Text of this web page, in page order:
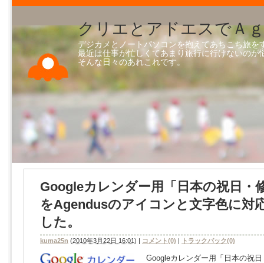
クリエとアドエスでＡ
デジカメとノートパソコンを抱えてあちこち旅を
最近は仕事が忙しくてあまり旅行に行けないのが
そんな日々のあれこれです。 ※コ
Googleカレンダー用「日本の祝日・
をAgendusのアイコンと文字色に対
した。
kuma25n (2010年3月22日 16:01) | コメント(0) | トラックバック(0)
Googleカレンダー用「日本の祝